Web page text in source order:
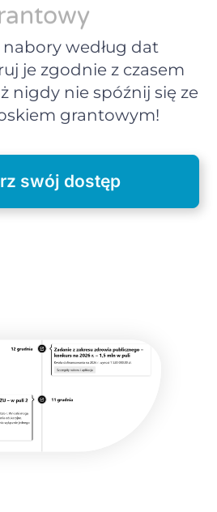
według dat
je zgodnie z czasem
nigdy nie spóźnij się ze
grantowym!
swój dostęp